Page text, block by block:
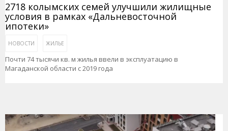
2718 колымских семей улучшили жилищные
условия в рамках «Дальневосточной
ипотеки»
НОВОСТИ ЖИЛЬЕ
Почти 74 тысячи кв. м жилья ввели в эксплуатацию в
Магаданской области с 2019 года